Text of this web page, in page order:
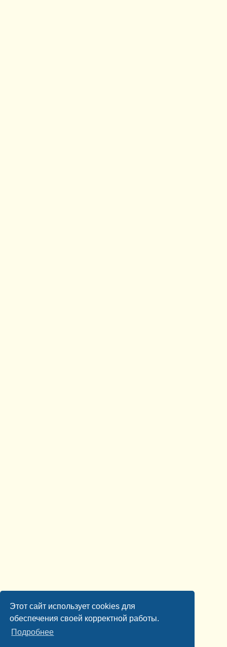
Этот сайт использует cookies для
обеспечения своей корректной работы.
Подробнее